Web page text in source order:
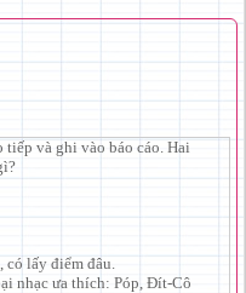
và ghi vào báo cáo. Hai
lấy điểm đâu.
nhạc ưa thích: Póp, Đít-Cô